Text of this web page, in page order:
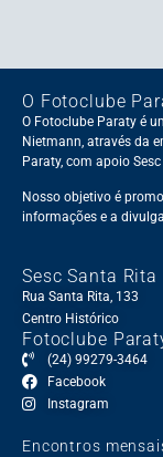
O Fotoclube
O Fotoclube Paraty é
Nietmann, através da
Paraty, com apoio
Nosso objetivo é
informações e a
Sesc Santa Rita
Rua Santa Rita, 133
Centro Histórico
Fotoclube
(24) 99279-3464
Facebook
Instagram
Encontros